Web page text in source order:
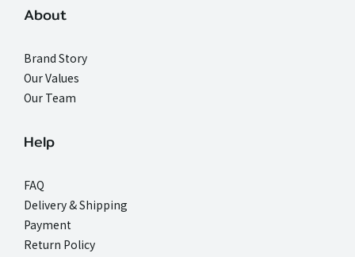
About
Brand Story
Our Values
Our Team
Help
FAQ
Delivery & Shipping
Payment
Return Policy